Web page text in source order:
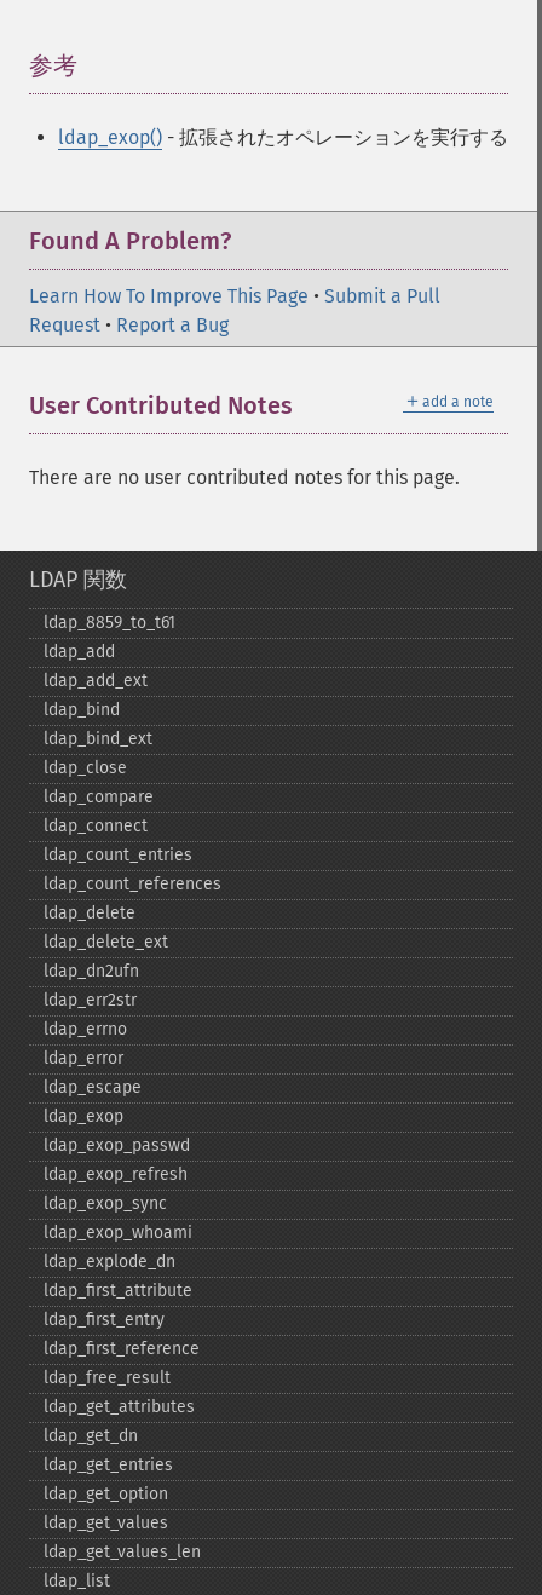
参考
ldap_exop() - 拡張されたオペレーションを実行する
Found A Problem?
Learn How To Improve This Page • Submit a Pull
Request • Report a Bug
＋ add a note
User Contributed Notes
There are no user contributed notes for this page.
LDAP 関数
ldap_​8859_​to_​t61
ldap_​add
ldap_​add_​ext
ldap_​bind
ldap_​bind_​ext
ldap_​close
ldap_​compare
ldap_​connect
ldap_​count_​entries
ldap_​count_​references
ldap_​delete
ldap_​delete_​ext
ldap_​dn2ufn
ldap_​err2str
ldap_​errno
ldap_​error
ldap_​escape
ldap_​exop
ldap_​exop_​passwd
ldap_​exop_​refresh
ldap_​exop_​sync
ldap_​exop_​whoami
ldap_​explode_​dn
ldap_​first_​attribute
ldap_​first_​entry
ldap_​first_​reference
ldap_​free_​result
ldap_​get_​attributes
ldap_​get_​dn
ldap_​get_​entries
ldap_​get_​option
ldap_​get_​values
ldap_​get_​values_​len
ldap_​list